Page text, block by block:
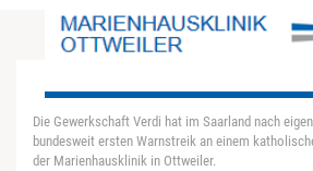
Die Gewerkschaft Verdi hat im Saarland nach
bundesweit ersten Warnstreik an einem
der Marienhausklinik in Ottweiler.